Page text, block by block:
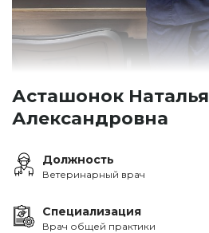
Асташонок Наталья
Александровна
Должность
Ветеринарный врач
Специализация
Врач общей практики